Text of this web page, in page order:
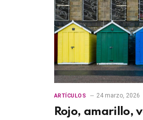
ARTÍCULOS 24 marzo, 2026
Rojo, amarillo,